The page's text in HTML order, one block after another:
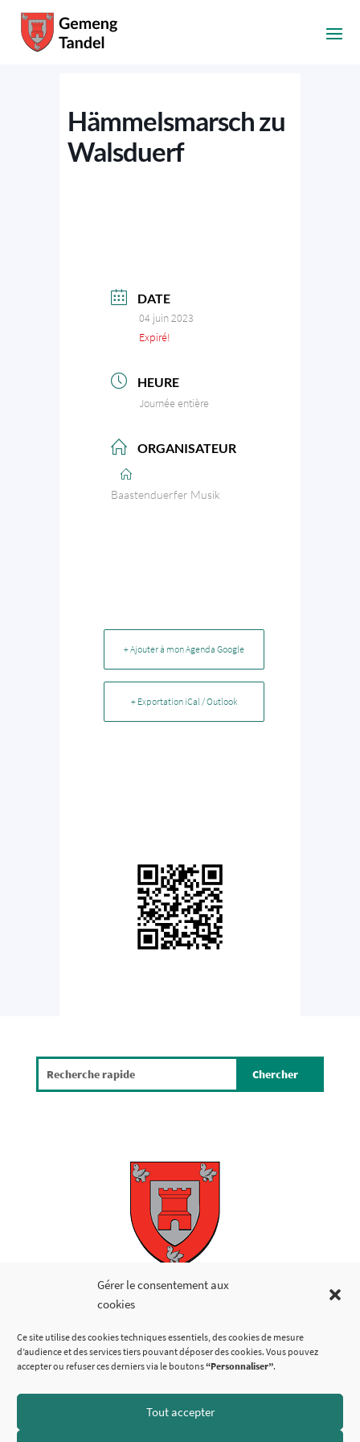
Gérer le consentement aux
cookies
Ce site utilise des cookies techniques essentiels, des cookies de mesure
d’audience et des services tiers pouvant déposer des cookies. Vous pouvez
accepter ou refuser ces derniers via le boutons“Personnaliser”.
Tout accepter
Hämmelsmarsch zu
Walsduerf
DATE
04 juin 2023
Expiré!
HEURE
Journée entière
ORGANISATEUR
Baastenduerfer Musik
+ Ajouter à mon Agenda Google
+ Exportation iCal / Outlook
Copyright © 2026
SUIVEZ-NOUS